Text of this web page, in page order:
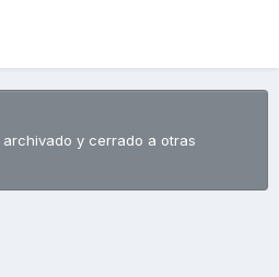
archivado y cerrado a otras